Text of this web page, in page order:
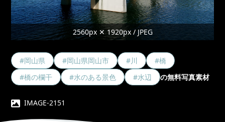
2560px ✕ 1920px / JPEG
#岡山県 #岡山県岡山市 #川
#橋
#橋の欄干
#水のある景色 #水辺 の無料写真素材
IMAGE-2151